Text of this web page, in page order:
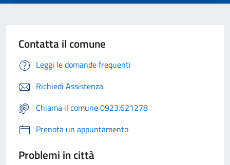
Contatta il comune
Leggi le domande frequenti
Richiedi Assistenza
Chiama il comune 0923.621278
Prenota un appuntamento
Problemi in città